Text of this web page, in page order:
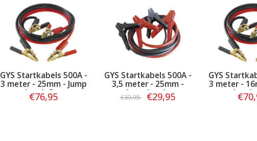
GYS Startkabels 500A -
3 meter - 25mm - Jump
Leads Pro
€76,95
GYS Startkabels 500A -
3,5 meter - 25mm -
Jump Leads
€39,95 €29,95
GYS
3 meter -
Leads